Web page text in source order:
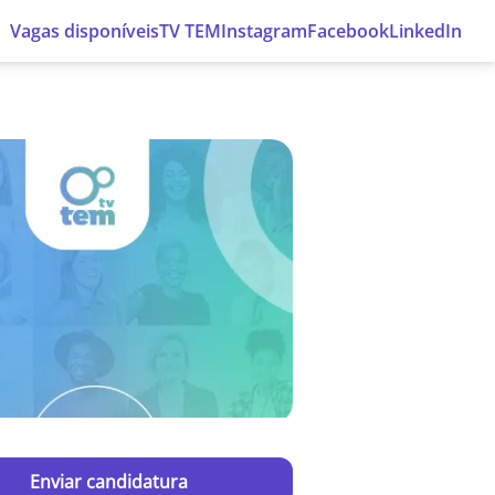
Vagas disponíveisTV TEMInstagramFacebookLinkedIn
Enviar candidatura